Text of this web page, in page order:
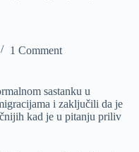
1 Comment
sastanku u
i zaključili da je
kad je u pitanju priliv